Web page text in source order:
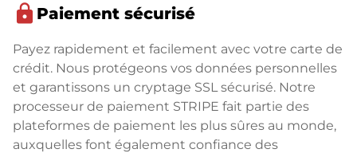
lock Paiement sécurisé
Payez rapidement et facilement avec votre carte de
crédit. Nous protégeons vos données personnelles
et garantissons un cryptage SSL sécurisé. Notre
processeur de paiement STRIPE fait partie des
plateformes de paiement les plus sûres au monde,
auxquelles font également confiance des